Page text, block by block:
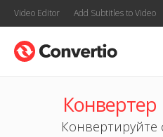
Video Editor Add Subtitles to Video
Конвертер
Конвертируйте